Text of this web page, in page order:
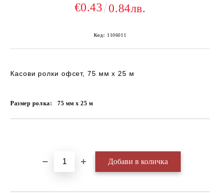
€0.43 0.84лв.
Код: 1106011
Касови ролки офсет, 75 мм х 25 м
Размер ролка: 75 мм х 25 м